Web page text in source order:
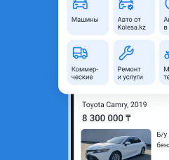
Оригинальность
Подходит на авто